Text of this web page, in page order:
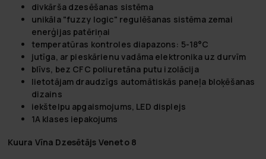
divkārša dzesēšanas sistēma
unikāla "fuzzy logic" regulēšanas sistēma zemai
enerģijas patēriņai
temperatūras kontroles diapazons: 5-18°C
jutīga, ar pieskārienu vadāma elektronika uz durvīm
blīvs, bez CFC poliuretāna putu izolācija
lietotājam draudzīgs automātiskās paneļa bloķēšanas
dizains
iekštelpu apgaismojums, LED displejs
1A klases iepakojums
Kuura Vīna Dzesētājs Veneto 8